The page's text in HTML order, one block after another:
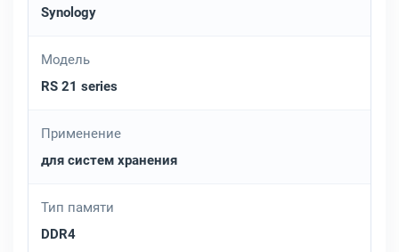
Synology
Модель
RS 21 series
Применение
для систем хранения
Тип памяти
DDR4